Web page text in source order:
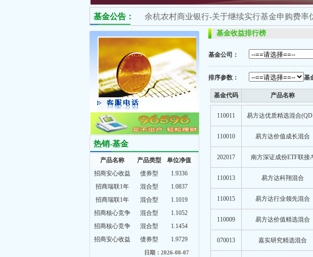
基金公告：余杭农村商业银行-关于继续实行基金申购费率优惠
热销-基金
产品名称 产品类型
单位净值
招商安心收益
债券型
1.9336
招商瑞联1年
混合型
1.0837
招商瑞联1年
混合型
1.1019
招商核心竞争
混合型
1.1052
招商核心竞争
混合型
1.1454
招商安心收益
债券型 1.9729
日期：2026-08-07
基金收益排行榜
基金公司：
排序参数： 基
基金代码 产品名称
110011 易方达优质精选混合
110010 易方达价值成长混合
202017 南方深证成份ETF联接
110013 易方达科翔混合
110015 易方达行业领先混合
110009 易方达价值精选混合
070013 嘉实研究精选混合